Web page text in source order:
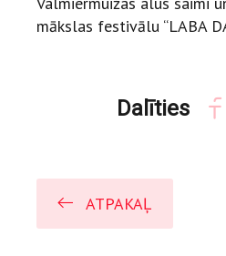
mākslas festivālu “LABA
Dalīties
ATPAKAĻ